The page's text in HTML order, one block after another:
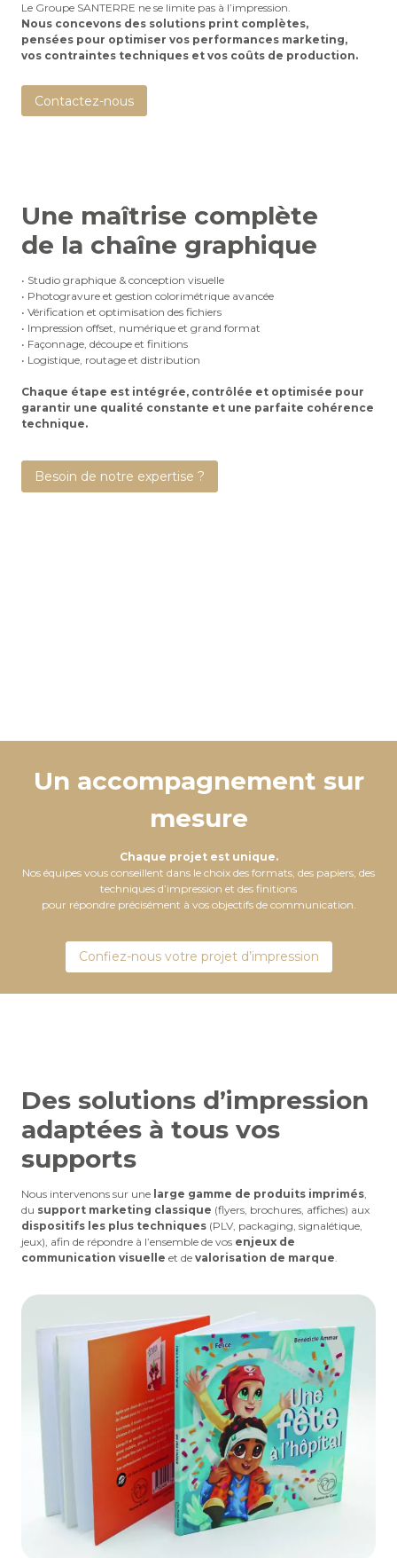
Le Groupe SANTERRE ne se limite pas à l’impression.
Nous concevons des solutions print complètes,
pensées pour optimiser vos performances marketing,
vos contraintes techniques et vos coûts de production.
Contactez-nous
Une maîtrise complète
de la chaîne graphique
• Studio graphique & conception visuelle
• Photogravure et gestion colorimétrique avancée
• Vérification et optimisation des fichiers
• Impression offset, numérique et grand format
• Façonnage, découpe et finitions
• Logistique, routage et distribution
Chaque étape est intégrée, contrôlée et optimisée pour
garantir une qualité constante et une parfaite cohérence
technique.
Besoin de notre expertise ?
Un accompagnement sur
mesure
Chaque projet est unique.
Nos équipes vous conseillent dans le choix des formats, des papiers, des
techniques d’impression et des finitions
pour répondre précisément à vos objectifs de communication.
Confiez-nous votre projet d’impression
Des solutions d’impression
adaptées à tous vos
supports
Nous intervenons sur une large gamme de produits imprimés
du support marketing classique (flyers, brochures, affiches) aux
dispositifs les plus techniques (PLV, packaging, signalétique,
jeux), afin de répondre à l’ensemble de vos enjeux de
communication visuelle et de valorisation de marque